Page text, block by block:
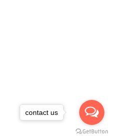
contact us